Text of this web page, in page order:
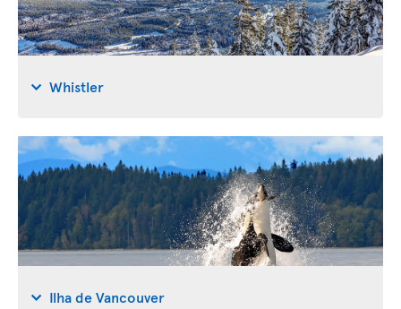
Whistler
Ilha de Vancouver